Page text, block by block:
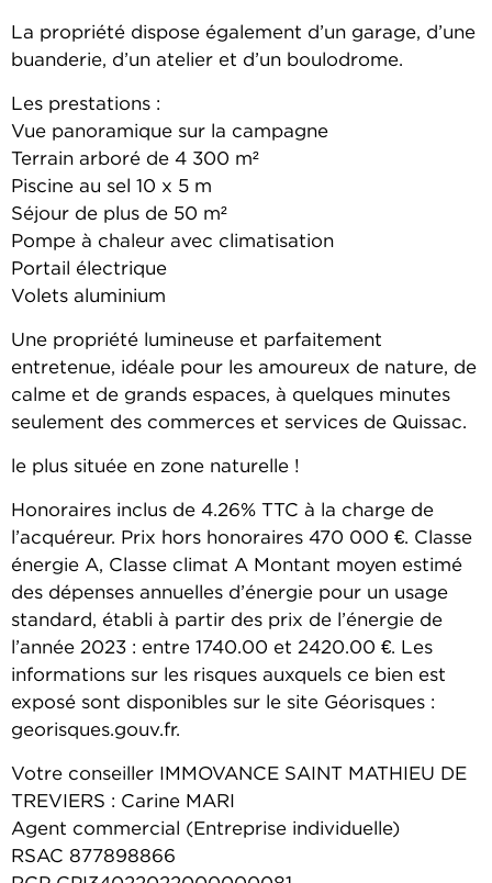
La propriété dispose également d’un garage, d’une
buanderie, d’un atelier et d’un boulodrome.
Les prestations :
Vue panoramique sur la campagne
Terrain arboré de 4 300 m²
Piscine au sel 10 x 5 m
Séjour de plus de 50 m²
Pompe à chaleur avec climatisation
Portail électrique
Volets aluminium
Une propriété lumineuse et parfaitement
entretenue, idéale pour les amoureux de nature, de
calme et de grands espaces, à quelques minutes
seulement des commerces et services de Quissac.
le plus située en zone naturelle !
Honoraires inclus de 4.26% TTC à la charge de
l’acquéreur. Prix hors honoraires 470 000 €. Classe
énergie A, Classe climat A Montant moyen estimé
des dépenses annuelles d’énergie pour un usage
standard, établi à partir des prix de l’énergie de
l’année 2023 : entre 1740.00 et 2420.00 €. Les
informations sur les risques auxquels ce bien est
exposé sont disponibles sur le site Géorisques :
georisques.gouv.fr.
Votre conseiller IMMOVANCE SAINT MATHIEU DE
TREVIERS : Carine MARI
Agent commercial (Entreprise individuelle)
RSAC 877898866